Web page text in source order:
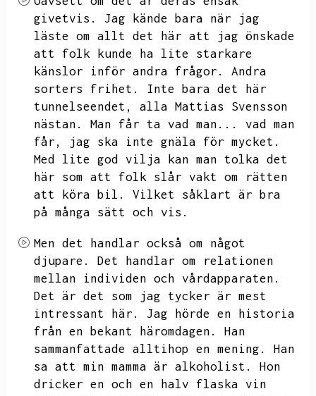
givetvis.
Jag kände bara när jag
läste om allt det här att jag önskade
att folk kunde ha lite starkare
känslor inför andra frågor.
Andra
sorters frihet.
Inte bara det här
tunnelseendet,
alla Mattias
Svensson
nästan.
Man får ta vad man...
vad man
får,
jag ska inte gnäla för mycket.
Med lite god vilja kan man tolka det
här som att folk slår vakt om rätten
att köra bil.
Vilket såklart är bra
på många sätt och vis.
Men det handlar också om något
djupare.
Det handlar om relationen
mellan individen och vårdapparaten.
Det är det som jag tycker är mest
intressant här.
Jag hörde en historia
från en bekant häromdagen.
Han
sammanfattade alltihop en mening.
Han
sa att min mamma är alkoholist.
Hon
dricker en och en halv flaska vin